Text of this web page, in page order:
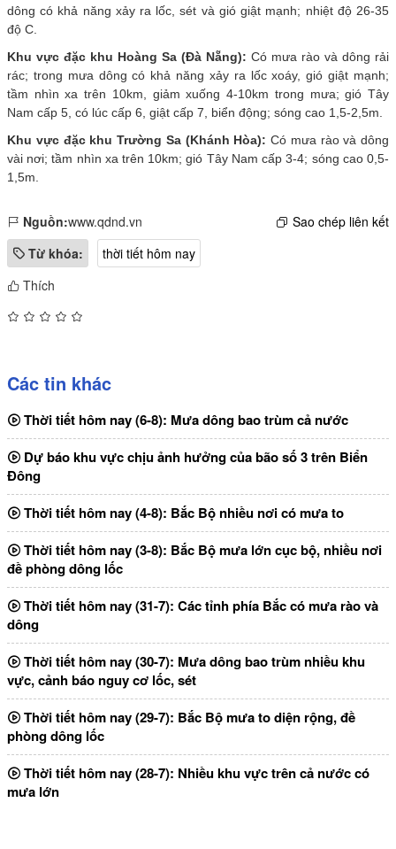
dông có khả năng xảy ra lốc, sét và gió giật mạnh; nhiệt độ 26-35
độ C.
Khu vực đặc khu Hoàng Sa (Đà Nẵng): Có mưa rào và dông rải
rác; trong mưa dông có khả năng xảy ra lốc xoáy, gió giật mạnh;
tầm nhìn xa trên 10km, giảm xuống 4-10km trong mưa; gió Tây
Nam cấp 5, có lúc cấp 6, giật cấp 7, biển động; sóng cao 1,5-2,5m.
Khu vực đặc khu Trường Sa (Khánh Hòa): Có mưa rào và dông
vài nơi; tầm nhìn xa trên 10km; gió Tây Nam cấp 3-4; sóng cao 0,5-
1,5m.
Nguồn:www.qdnd.vn
Sao chép liên kết
Từ khóa:
thời tiết hôm nay
Thích
Các tin khác
Thời tiết hôm nay (6-8): Mưa dông bao trùm cả nước
Dự báo khu vực chịu ảnh hưởng của bão số 3 trên Biển
Đông
Thời tiết hôm nay (4-8): Bắc Bộ nhiều nơi có mưa to
Thời tiết hôm nay (3-8): Bắc Bộ mưa lớn cục bộ, nhiều nơi
đề phòng dông lốc
Thời tiết hôm nay (31-7): Các tỉnh phía Bắc có mưa rào và
dông
Thời tiết hôm nay (30-7): Mưa dông bao trùm nhiều khu
vực, cảnh báo nguy cơ lốc, sét
Thời tiết hôm nay (29-7): Bắc Bộ mưa to diện rộng, đề
phòng dông lốc
Thời tiết hôm nay (28-7): Nhiều khu vực trên cả nước có
mưa lớn